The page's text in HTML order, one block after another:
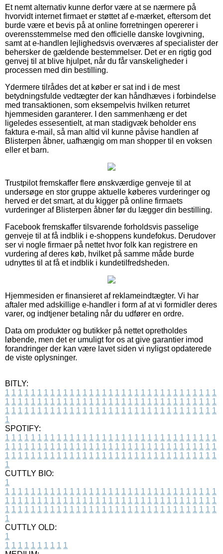
Et nemt alternativ kunne derfor være at se nærmere på
hvorvidt internet firmaet er støttet af e-mærket, eftersom det
burde være et bevis på at online forretningen opererer i
overensstemmelse med den officielle danske lovgivning,
samt at e-handlen lejlighedsvis overværes af specialister der
behersker de gældende bestemmelser. Det er en rigtig god
genvej til at blive hjulpet, når du får vanskeligheder i
processen med din bestilling.
Ydermere tilrådes det at køber er sat ind i de mest
betydningsfulde vedtægter der kan håndhæves i forbindelse
med transaktionen, som eksempelvis hvilken returret
hjemmesiden garanterer. I den sammenhæng er det
ligeledes essesentielt, at man stadigvæk beholder ens
faktura e-mail, så man altid vil kunne påvise handlen af
Blisterpen åbner, uafhængig om man shopper til en voksen
eller et barn.
Trustpilot fremskaffer flere ønskværdige genveje til at
undersøge en stor gruppe aktuelle køberes vurderinger og
herved er det smart, at du kigger på online firmaets
vurderinger af Blisterpen åbner før du lægger din bestilling.
Facebook fremskaffer tilsvarende forholdsvis passelige
genveje til at få indblik i e-shoppens kundefokus. Derudover
ser vi nogle firmaer på nettet hvor folk kan registrere en
vurdering af deres køb, hvilket på samme måde burde
udnyttes til at få et indblik i kundetilfredsheden.
Hjemmesiden er finansieret af reklameindtægter. Vi har
aftaler med adskillige e-handler i form af at vi formidler deres
varer, og indtjener betaling når du udfører en ordre.
Data om produkter og butikker på nettet opretholdes
løbende, men det er umuligt for os at give garantier imod
forandringer der kan være lavet siden vi nyligst opdaterede
de viste oplysninger.
BITLY:
1 1 1 1 1 1 1 1 1 1 1 1 1 1 1 1 1 1 1 1 1 1 1 1 1 1 1 1 1 1 1 1 1
1 1 1 1 1 1 1 1 1 1 1 1 1 1 1 1 1 1 1 1 1 1 1 1 1 1 1 1 1 1 1 1 1
1 1 1 1 1 1 1 1 1 1 1 1 1 1 1 1 1 1 1 1 1 1 1 1 1 1 1 1 1 1 1 1 1
1
SPOTIFY:
1 1 1 1 1 1 1 1 1 1 1 1 1 1 1 1 1 1 1 1 1 1 1 1 1 1 1 1 1 1 1 1 1
1 1 1 1 1 1 1 1 1 1 1 1 1 1 1 1 1 1 1 1 1 1 1 1 1 1 1 1 1 1 1 1 1
1 1 1 1 1 1 1 1 1 1 1 1 1 1 1 1 1 1 1 1 1 1 1 1 1 1 1 1 1 1 1 1 1
1
CUTTLY BIO:
1
1 1 1 1 1 1 1 1 1 1 1 1 1 1 1 1 1 1 1 1 1 1 1 1 1 1 1 1 1 1 1 1 1
1 1 1 1 1 1 1 1 1 1 1 1 1 1 1 1 1 1 1 1 1 1 1 1 1 1 1 1 1 1 1 1 1
1 1 1 1 1 1 1 1 1 1 1 1 1 1 1 1 1 1 1 1 1 1 1 1 1 1 1 1 1 1 1 1 1
1
CUTTLY OLD:
1
1 1 1 1 1 1 1 1 1 1